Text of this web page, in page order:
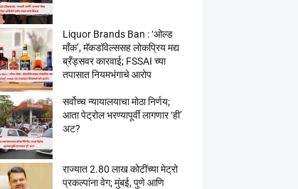
Liquor Brands Ban : ‘ओल्ड
मॉंक’, मॅकडॉवेल्ससह लोकप्रिय मद्य
ब्रँड्सवर कारवाई; FSSAI च्या
तपासात नियमभंगाचे आरोप
सर्वोच्च न्यायालयाचा मोठा निर्णय;
आता पेट्रोल भरण्यापूर्वी लागणार ‘ही’
अट?
राज्यात 2.80 लाख कोटींच्या मेट्रो
प्रकल्पांना वेग; मुंबई, पुणे आणि